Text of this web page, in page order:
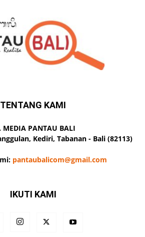
TENTANG KAMI
MEDIA PANTAU BALI
Kediri, Tabanan - Bali (82113)
pantaubalicom@gmail.com
IKUTI KAMI